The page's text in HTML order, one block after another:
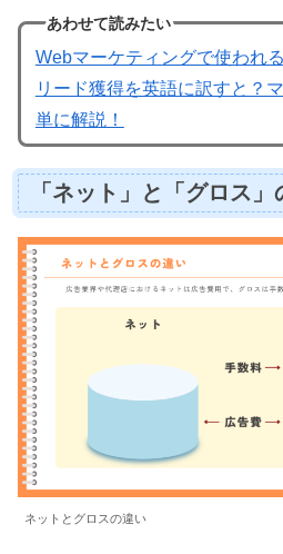
あわせて読みたい
Webマーケティングで使われ
リード獲得を英語に訳すと？
単に解説！
「ネット」と「グロス」
ネットとグロスの違い